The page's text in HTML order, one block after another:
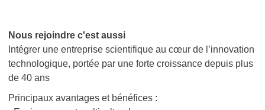
Nous rejoindre c'est aussi
Intégrer une entreprise scientifique au cœur de l’innovation
technologique, portée par une forte croissance depuis plus
de 40 ans
Principaux avantages et bénéfices :